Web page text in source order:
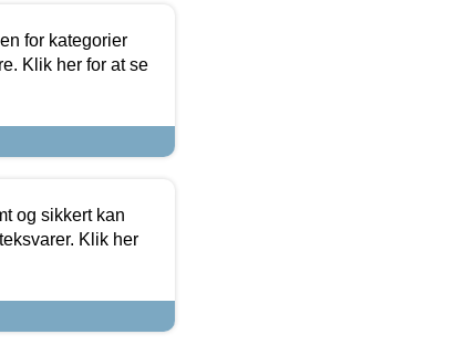
for kategorier
Klik her for at se
og sikkert kan
Klik her